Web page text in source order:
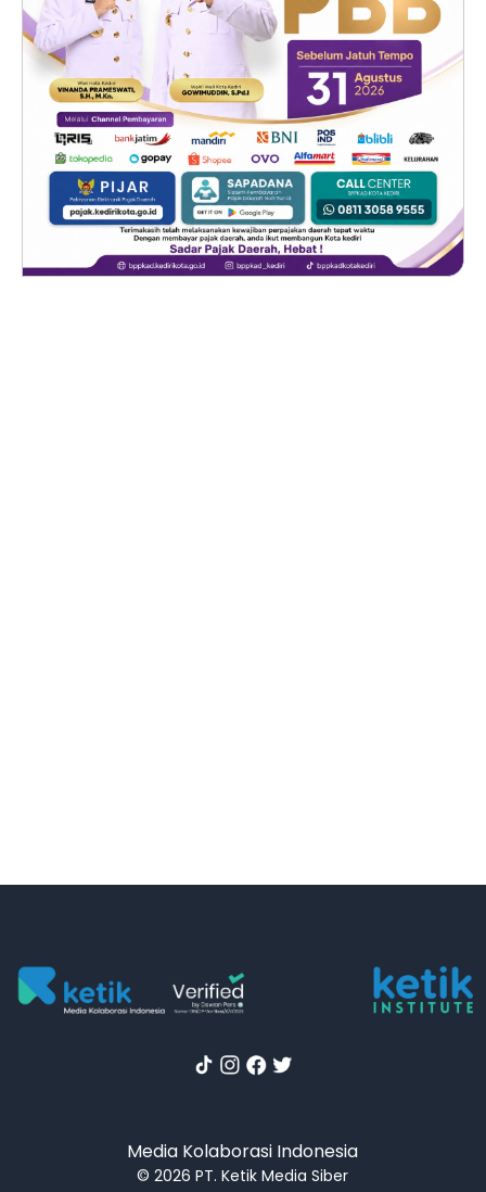
Media Kolaborasi Indonesia
© 2026 PT. Ketik Media Siber